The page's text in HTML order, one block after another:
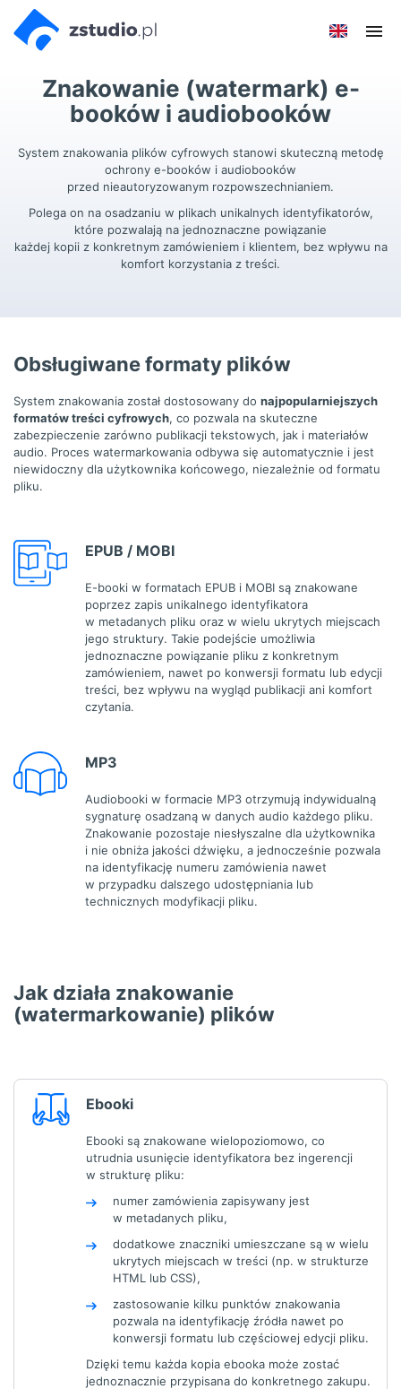
Przejdź
do menu
Przejdź do
aktualności
Przejdź
do
w
stopce
Znakowanie (watermark) e-
booków i audiobooków
System znakowania plików cyfrowych stanowi skuteczną metodę
ochrony e-booków i audiobooków
przed nieautoryzowanym rozpowszechnianiem.
Polega on na osadzaniu w plikach unikalnych identyfikatorów,
które pozwalają na jednoznaczne powiązanie
każdej kopii z konkretnym zamówieniem i klientem, bez wpływu na
komfort korzystania z treści.
Obsługiwane formaty plików
System znakowania został dostosowany do najpopularniejszych
formatów treści cyfrowych, co pozwala na skuteczne
zabezpieczenie zarówno publikacji tekstowych, jak i materiałów
audio. Proces watermarkowania odbywa się automatycznie i jest
niewidoczny dla użytkownika końcowego, niezależnie od formatu
pliku.
EPUB / MOBI
E-booki w formatach EPUB i MOBI są znakowane
poprzez zapis unikalnego identyfikatora
w metadanych pliku oraz w wielu ukrytych miejscach
jego struktury. Takie podejście umożliwia
jednoznaczne powiązanie pliku z konkretnym
zamówieniem, nawet po konwersji formatu lub edycji
treści, bez wpływu na wygląd publikacji ani komfort
czytania.
MP3
Audiobooki w formacie MP3 otrzymują indywidualną
sygnaturę osadzaną w danych audio każdego pliku.
Znakowanie pozostaje niesłyszalne dla użytkownika
i nie obniża jakości dźwięku, a jednocześnie pozwala
na identyfikację numeru zamówienia nawet
w przypadku dalszego udostępniania lub
technicznych modyfikacji pliku.
Jak działa znakowanie
(watermarkowanie) plików
Ebooki
Ebooki są znakowane wielopoziomowo, co
utrudnia usunięcie identyfikatora bez ingerencji
w strukturę pliku:
numer zamówienia zapisywany jest
w metadanych pliku,
dodatkowe znaczniki umieszczane są w wielu
ukrytych miejscach w treści (np. w strukturze
HTML lub CSS),
zastosowanie kilku punktów znakowania
pozwala na identyfikację źródła nawet po
konwersji formatu lub częściowej edycji pliku.
Dzięki temu każda kopia ebooka może zostać
jednoznacznie przypisana do konkretnego zakupu.